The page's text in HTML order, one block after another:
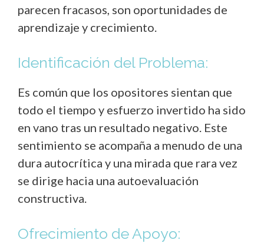
parecen fracasos, son oportunidades de
aprendizaje y crecimiento.
Identificación del Problema:
Es común que los opositores sientan que
todo el tiempo y esfuerzo invertido ha sido
en vano tras un resultado negativo. Este
sentimiento se acompaña a menudo de una
dura autocrítica y una mirada que rara vez
se dirige hacia una autoevaluación
constructiva.
Ofrecimiento de Apoyo: